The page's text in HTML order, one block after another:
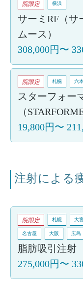
院限定 横浜
サーミRF（サ
ムース）
308,000円〜
院限定 札幌 六
スターフォー
（
19,800円〜
注射による
院限定 札幌 大
名古屋 大阪 広島
脂肪吸引注射
275,000円〜